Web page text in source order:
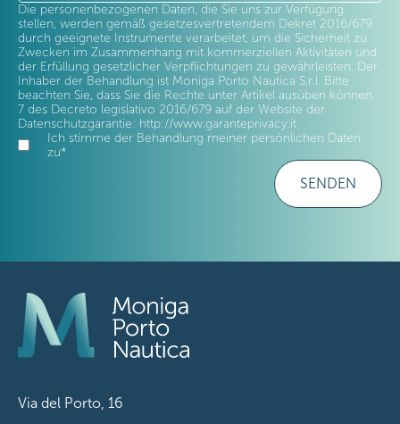
Die personenbezogenen Daten, die Sie uns zur Verfügung
stellen, werden gemäß gesetzesvertretendem Dekret 2016/679
durch geeignete Instrumente verarbeitet, um die Sicherheit zu
Zwecken im Zusammenhang mit kommerziellen Aktivitäten und
der Erfüllung gesetzlicher Verpflichtungen zu gewährleisten. Der
Inhaber der Behandlung ist Moniga Porto Nautica S.r.l. Bitte
beachten Sie, dass Sie die Rechte unter Artikel ausüben können.
7 des Decreto legislativo 2016/679 auf der Website der
Datenschutzgarantie: http://www.garanteprivacy.it
Ich stimme der Behandlung meiner persönlichen Daten
zu*
Via del Porto, 16